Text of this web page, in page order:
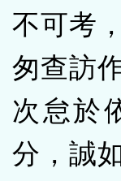
不可考
匆查訪
次怠於
分，誠